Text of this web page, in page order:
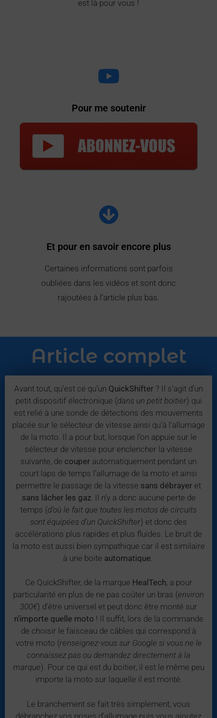
est là pour vous !
Pour me soutenir
Et pour en savoir encore plus
Certaines informations sont parfois
oubliées dans les vidéos et sont donc
rajoutées à l’article plus bas.
Article complet
Avant tout, qu’est ce qu’un QuickShifter ? Il s’agit d’un
petit dispositif électronique (dans un petit boitier) qui
est relié à une sonde de détections des mouvements
placée sur le sélecteur de vitesse ainsi qu’à l’allumage
de la moto. Il a pour but, lorsque l’on appuie sur le
sélecteur de vitesse pour enclencher la vitesse
suivante, de couper automatiquement pendant un
court laps de temps l’allumage de la moto et ainsi
permettre le passage de la vitesse sans débrayer et
sans lâcher les gaz. Il n’y a donc aucune perte de
temps (d’où le fait que toutes les motos de circuits
sont équipées d’un QuickShifter) et donc des
accélérations plus rapides et plus fluides. Le bruit de
la moto est aussi bien sympathique car il est similaire
à une boite automatique
Ce QuickShifter, de la marque HealTech, a pour
particularité en plus de ne pas coûter un bras (environ
300€) d’être universel et peut donc être monté sur
n’importe quelle moto ! Il suffit, lors de la commande
de choisir le faisceau de câbles qui correspond à
votre moto (renseignez-vous sur Google si vous ne le
connaissez pas ou demandez directement à la
marque). Pour ce qui est du boitier, il est le même peu
importe la moto sur laquelle il est monté.
Le branchement se fait très simplement, vous
débranchez vos prises d’allumage puis vous ajoutez